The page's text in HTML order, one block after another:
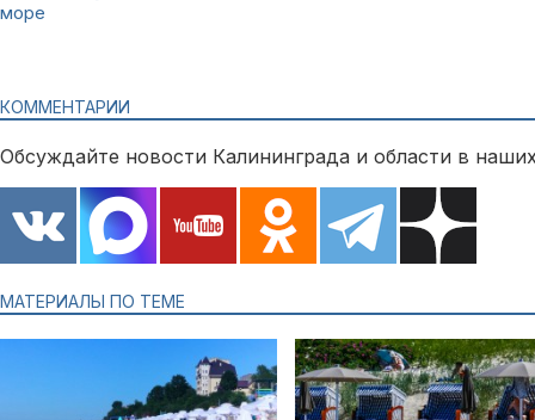
море
КОММЕНТАРИИ
Обсуждайте новости Калининграда и области в
МАТЕРИАЛЫ ПО ТЕМЕ